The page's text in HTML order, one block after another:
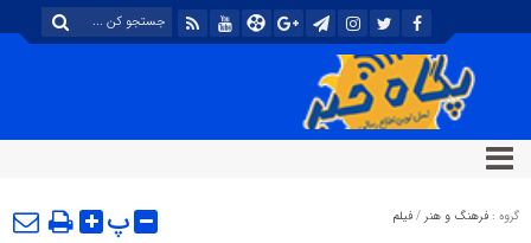
گروه : فرهنگ و هنر / فیلم پ